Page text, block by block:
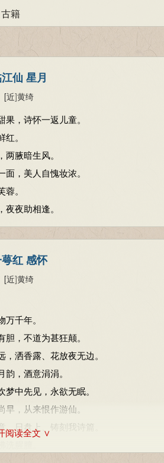
古籍
仙 星月
[近]黄绮
果，诗怀一返儿童。
。
腋暗生风。
面，美人自愧妆浓。
。
夜助相逢。
红 感怀
[近]黄绮
千年。
，不道为甚狂颠。
洒香露、花放夜无边。
，酒意涓涓。
中先见，永欲无眠。
，从来恨作游仙。
，日盘上、铸刻我诗篇。
阅读全文 ∨